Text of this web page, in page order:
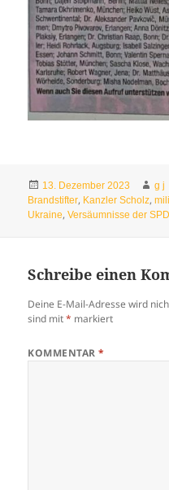
Veröffentlicht
am
13. Dezember 2023 g j
Brandstifter, Kanzler Scholz,
Ukraine,Versäumnisse der SPD
Schreibe einen
Deine E-Mail-Adresse wird
sind mit* markiert
KOMMENTAR*